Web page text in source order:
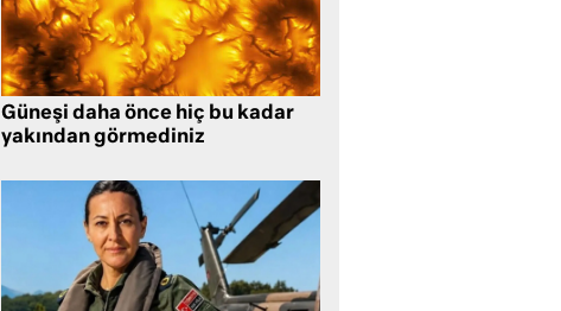
Güneşi daha önce hiç bu kadar
yakından görmediniz